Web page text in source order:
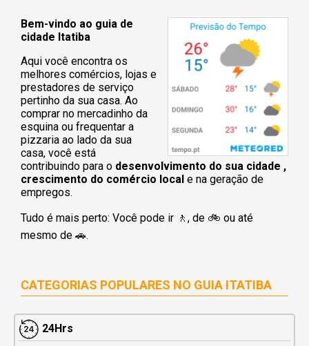
Bem-vindo ao guia de
cidade Itatiba
Aqui você encontra os
melhores comércios, lojas e
prestadores de serviço
pertinho da sua casa. Ao
comprar no mercadinho da
esquina ou frequentar a
pizzaria ao lado da sua
casa, você está
contribuindo para o desenvolvimento do sua cidade ,
crescimento do comércio local e na geração de
empregos.
Tudo é mais perto: Você pode ir 🚶‍, de 🚲 ou até
mesmo de 🚗.
CATEGORIAS POPULARES NO GUIA ITATIBA
24Hrs